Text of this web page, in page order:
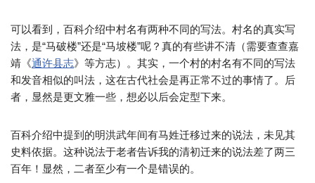
可以看到，百科介绍中村名有两种不同的写法。村名的真实写
法，是“马破楼”还是“马坡楼”呢？真的有些讲不清（需要查查嘉
靖《通许县志》等方志）。其实，一个村的村名有不同的写法
和发音相似的叫法，这在古代社会是再正常不过的事情了。后
者，显然是更文雅一些，想必以后会定型下来。
百科介绍中提到的明洪武年间有马姓迁移过来的说法，未见其
史料依据。这种说法于老者告诉我的清初迁来的说法差了两三
百年！显然，二者至少有一个是错误的。